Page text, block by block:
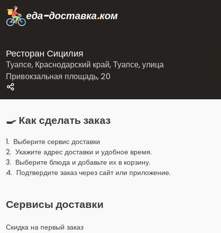
еда-доставка.ком
Ресторан Сицилия
Туапсе, Краснодарский край, Туапсе, улица
Привокзальная площадь, 20
🍳 Как сделать заказ
1. Выберите сервис доставки
2. Укажите адрес доставки и удобное время.
3. Выберите блюда и добавьте их в корзину.
4. Подтвердите заказ через сайт или приложение.
Сервисы доставки
Скидка на первый заказ